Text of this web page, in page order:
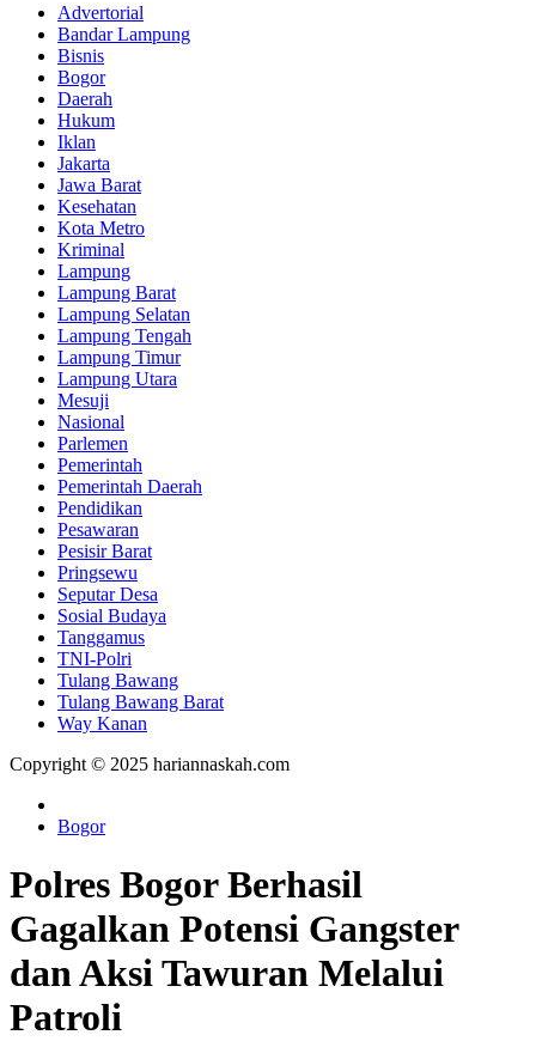
Advertorial
Bandar Lampung
Bisnis
Bogor
Daerah
Hukum
Iklan
Jakarta
Jawa Barat
Kesehatan
Kota Metro
Kriminal
Lampung
Lampung Barat
Lampung Selatan
Lampung Tengah
Lampung Timur
Lampung Utara
Mesuji
Nasional
Parlemen
Pemerintah
Pemerintah Daerah
Pendidikan
Pesawaran
Pesisir Barat
Pringsewu
Seputar Desa
Sosial Budaya
Tanggamus
TNI-Polri
Tulang Bawang
Tulang Bawang Barat
Way Kanan
Copyright © 2025 hariannaskah.com
Bogor
Polres Bogor Berhasil
Gagalkan Potensi Gangster
dan Aksi Tawuran Melalui
Patroli